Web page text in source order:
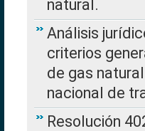
natural.
Análisis
criterios
de gas
nacional de
Resolución